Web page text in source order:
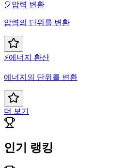
🎈 압력 변환
압력의 단위를 변환
⚡에너지 환산
에너지의 단위를 변환
더 보기
인기 랭킹